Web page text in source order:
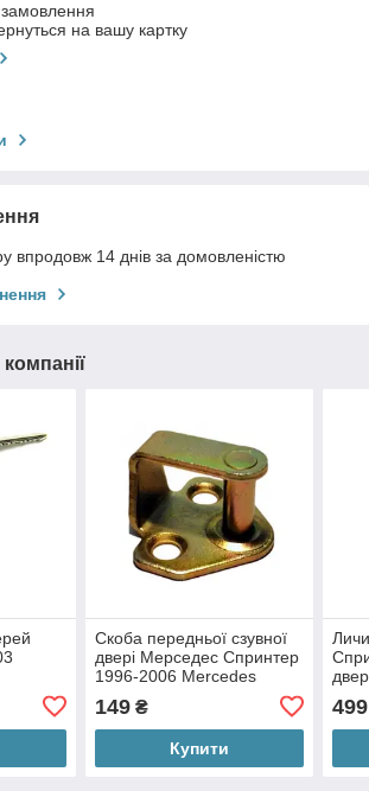
на вашу картку
впродовж 14 днів за домовленістю
Скоба передньої сзувної
двері Мерседес Спринтер
1996-2006 Mercedes
149₴
Купити
499